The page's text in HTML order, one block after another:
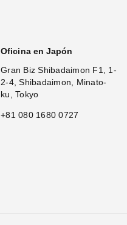
Oficina en Japón
Gran Biz Shibadaimon F1, 1-
2-4, Shibadaimon, Minato-
ku, Tokyo
+81 080 1680 0727